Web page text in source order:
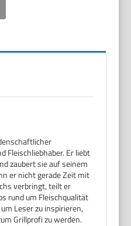
Fleischliebhaber. Er liebt
zaubert sie auf seinem
er nicht gerade Zeit mit
verbringt, teilt er
rund um Fleischqualität
Leser zu inspirieren,
Grillprofi zu werden.